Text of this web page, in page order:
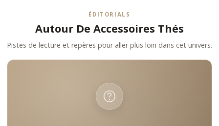
ÉDITORIALS
Autour De Accessoires Thés
Pistes de lecture et repères pour aller plus loin dans cet univers.